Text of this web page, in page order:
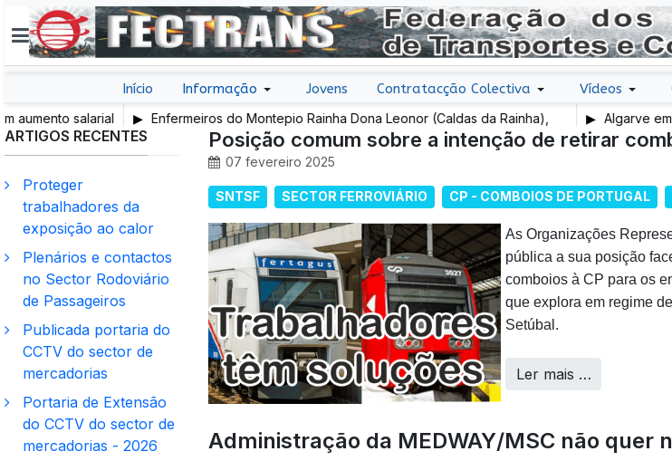
Início Informação Jovens Contratacção Colectiva Vídeos
salarial
Enfermeiros do Montepio Rainha Dona Leonor (Caldas da Rainha),
em Greve
Algarve em luta
Posição comum sobre a intenção de retirar
07 fevereiro 2025
SNTSF SECTOR FERROVIÁRIO CP - COMBOIOS DE PORTUGAL
As Organizações
pública a sua posição
comboios à CP para os
que explora em regime
Setúbal.
Ler mais …
Administração da MEDWAY/MSC não quer
ARTIGOS RECENTES
Proteger
trabalhadores da
exposição ao calor
Plenários e contactos
no Sector Rodoviário
de Passageiros
Publicada portaria do
CCTV do sector de
mercadorias
Portaria de Extensão
do CCTV do sector de
mercadorias - 2026